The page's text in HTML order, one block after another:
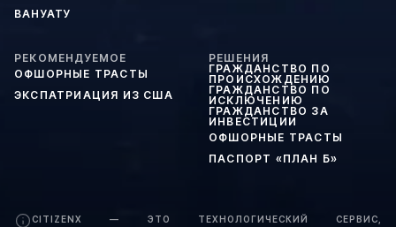
ВАНУАТУ
РЕКОМЕНДУЕМОЕ
ОФШОРНЫЕ ТРАСТЫ
ЭКСПАТРИАЦИЯ ИЗ США
РЕШЕНИЯ
ГРАЖДАНСТВО ПО
ПРОИСХОЖДЕНИЮ
ГРАЖДАНСТВО ПО
ИСКЛЮЧЕНИЮ
ГРАЖДАНСТВО ЗА
ИНВЕСТИЦИИ
ОФШОРНЫЕ ТРАСТЫ
ПАСПОРТ «ПЛАН Б»
CITIZENX — ЭТО ТЕХНОЛОГИЧЕСКИЙ СЕРВИС,